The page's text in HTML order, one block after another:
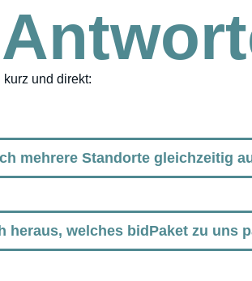
und direkt:
mehrere Standorte gleichzeitig
heraus, welches bidPaket zu uns